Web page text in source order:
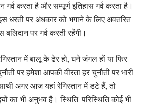
गर्व करता है और सम्‍पूर्ण इतिहास गर्व करता है।
धरती पर अंधकार को भगाने के लिए अवतरित
बलिदान पर गर्व करती रहेंगी।
में बालू के ढेर हो, घने जंगल हों या फिर
पर हमेशा आपकी वीरता हर चुनौती पर भारी
अगर आज यहां रेगिस्तान में डटे हैं, तो
का भी अनुभव है। स्थिति-परिस्थिति कोई भी